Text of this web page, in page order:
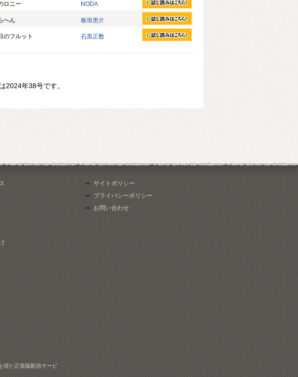
ロニー NODA
へん 板垣恵介
のフルット 石黒正数
2024年38号です。
サイトポリシー
プライバシーポリシー
お問い合わせ
得た正規版配信サービ